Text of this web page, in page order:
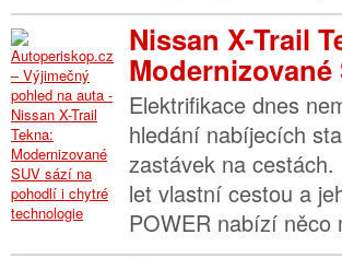
Nissan X-Trail
Modernizované
Elektrifikace dnes
hledání nabíjecích
zastávek na
let vlastní cestou a
POWER nabízí něco